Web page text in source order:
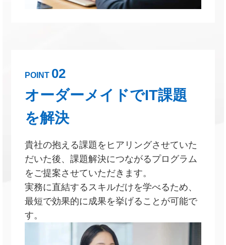
POINT 02
オーダーメイドでIT課題
を解決
貴社の抱える課題をヒアリングさせていた
だいた後、課題解決につながるプログラム
をご提案させていただきます。
実務に直結するスキルだけを学べるため、
最短で効果的に成果を挙げることが可能で
す。